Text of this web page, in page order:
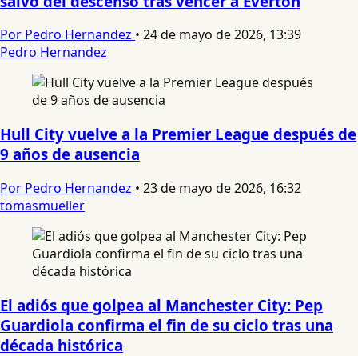
Por Pedro Hernandez • 24 de mayo de 2026, 13:39
Pedro Hernandez
Hull City vuelve a la Premier League después de
9 años de ausencia
Por Pedro Hernandez • 23 de mayo de 2026, 16:32
tomasmueller
El adiós que golpea al Manchester City: Pep
Guardiola confirma el fin de su ciclo tras una
década histórica